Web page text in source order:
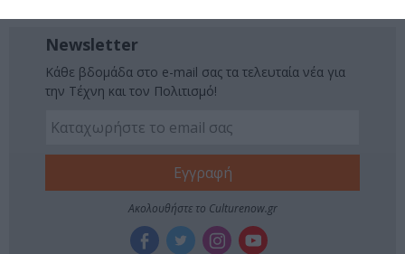
Newsletter
Κάθε βδομάδα στο e-mail σας τα τελευταία νέα για
την Τέχνη και τον Πολιτισμό!
Ακολουθήστε το Culturenow.gr